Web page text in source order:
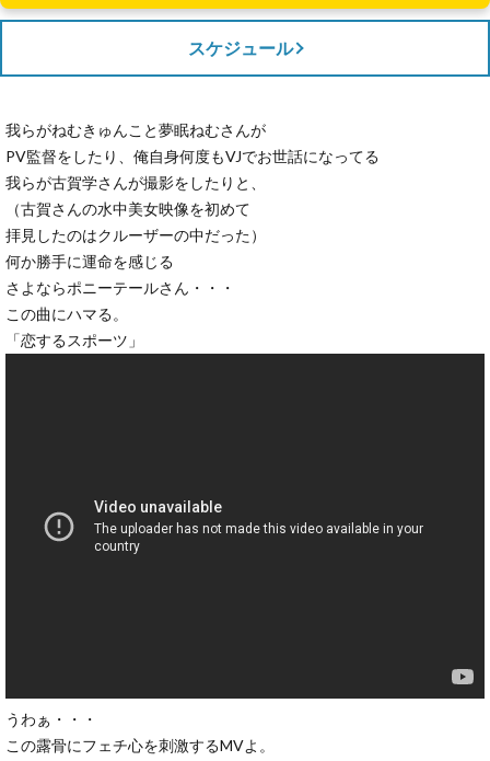
スケジュール
我らがねむきゅんこと夢眠ねむさんが
PV監督をしたり、俺自身何度もVJでお世話になってる
我らが古賀学さんが撮影をしたりと、
（古賀さんの水中美女映像を初めて
拝見したのはクルーザーの中だった）
何か勝手に運命を感じる
さよならポニーテールさん・・・
この曲にハマる。
「恋するスポーツ」
うわぁ・・・
この露骨にフェチ心を刺激するMVよ。